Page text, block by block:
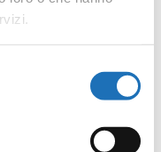
solo come
anche con la rubrica
Il Financial
un’ampia